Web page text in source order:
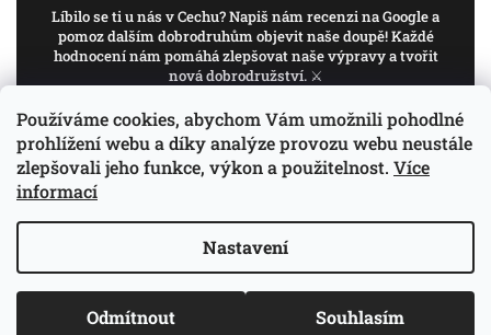
Používáme cookies, abychom Vám umožnili pohodlné
prohlížení webu a díky analýze provozu webu neustále
zlepšovali jeho funkce, výkon a použitelnost. Více
informací
Nastavení
Odmítnout Souhlasím
Líbilo se ti u nás v Cechu? Napiš nám recenzi na Google a
pomoz dalším dobrodruhům objevit naše doupě! Každé
hodnocení nám pomáhá zlepšovat naše výpravy a tvořit
nová dobrodružství. ⚔️
✍️ Napiš recenzi na Google
Děkujeme, že pomáháš psát příběh Cechu Hráčů.
Vytvořil ShoptetCopyright 2026 Cech Hráčů. Všechna práva